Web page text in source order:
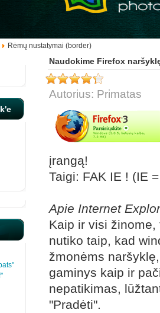
Rėmų nustatymai (border)
Naudokime Firefox
Autorius: Primatas
įrangą!
Taigi: FAK IE ! (IE
Apie Internet
Kaip ir visi
nutiko taip, kad
žmonėms
gaminys kaip ir
nepatikimas,
"Pradėti".